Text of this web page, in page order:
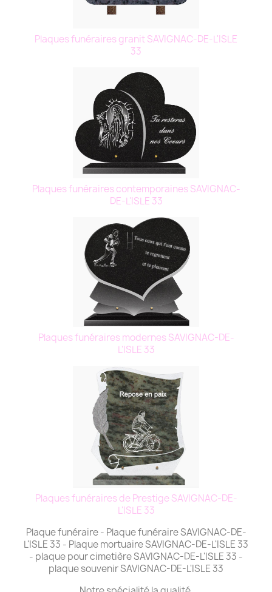
Plaques funéraires granit SAVIGNAC-DE-L'ISLE
33
Plaques funéraires contemporaines SAVIGNAC-
DE-L'ISLE 33
Plaques funéraires modernes SAVIGNAC-DE-
L'ISLE 33
Plaques funéraires de Prestige SAVIGNAC-DE-
L'ISLE 33
Plaque funéraire - Plaque funéraire SAVIGNAC-DE-
L'ISLE 33 - Plaque mortuaire SAVIGNAC-DE-L'ISLE 33
- plaque pour cimetière SAVIGNAC-DE-L'ISLE 33 -
plaque souvenir SAVIGNAC-DE-L'ISLE 33